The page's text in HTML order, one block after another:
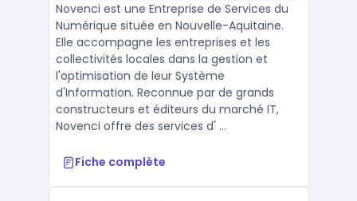
Novenci est une Entreprise de Services du
Numérique située en Nouvelle-Aquitaine.
Elle accompagne les entreprises et les
collectivités locales dans la gestion et
l'optimisation de leur Système
d'Information. Reconnue par de grands
constructeurs et éditeurs du marché IT,
Novenci offre des services d' ...
Fiche complète